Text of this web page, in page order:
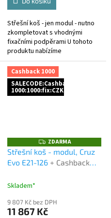
Střešní koš - jen modul - nutno
zkompletovat s vhodnými
fixačními podpěrami U tohoto
produktu nabízíme
1.000Kč cashback za platbu
předem a to buď bankovním
převodem,...
Cashback 1000
SALECODE:Cashback
1000:1000:fix:CZK
Z
D
A
R
ZDARMA
Střešní koš - modul, Cruz
Evo E21-126 + Cashback
sleva za platbu předem
Skladem*
9 807 Kč bez DPH
11 867 Kč